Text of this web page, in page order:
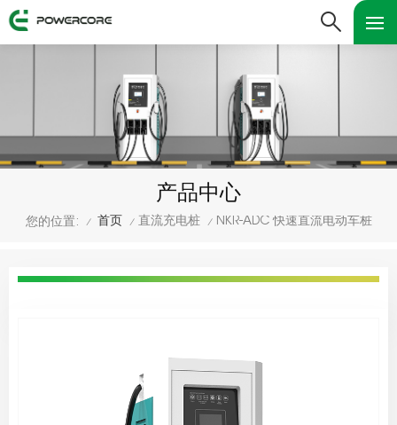
产品中心
您的位置: / 首页 / 直流充电桩 / NKR-ADC 快速直流电动车桩